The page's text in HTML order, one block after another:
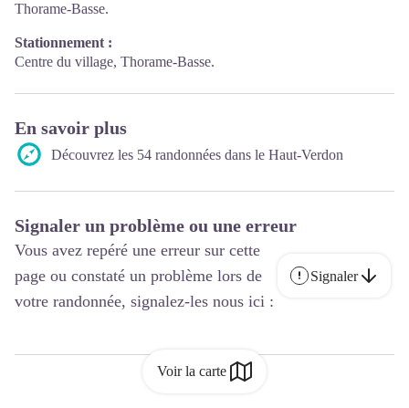
Voir la carte
Thorame-Basse.
Stationnement :
Centre du village, Thorame-Basse.
En savoir plus
Découvrez les 54 randonnées dans le Haut-Verdon
Signaler un problème ou une erreur
Vous avez repéré une erreur sur cette
page ou constaté un problème lors de
votre randonnée, signalez-les nous ici :
Signaler